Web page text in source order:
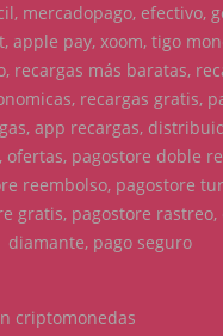
mercadopago, efectivo,
apple pay, xoom, tigo
recargas más baratas,
recargas gratis,
app recargas,
ofertas, pagostore doble
reembolso, pagostore
gratis, pagostore rastreo,
diamante, pago seguro